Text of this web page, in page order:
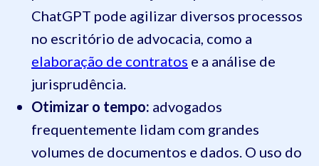
ChatGPT pode agilizar diversos processos
no escritório de advocacia, como a
elaboração de contratos e a análise de
jurisprudência.
Otimizar o tempo: advogados
frequentemente lidam com grandes
volumes de documentos e dados. O uso do